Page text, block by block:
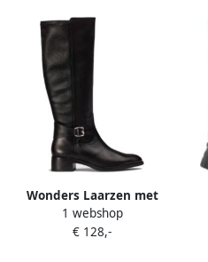
Wonders Laarzen met
hakken BOOTS 1802
1 webshop
€ 128,-